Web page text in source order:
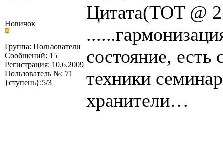
Новичок
Группа: Пользователи
Сообщений: 15
Регистрация: 10.6.2009
Пользователь №: 71
{ступень}:5/3
Цитата(TOT @
состояние,
техники
хранители…